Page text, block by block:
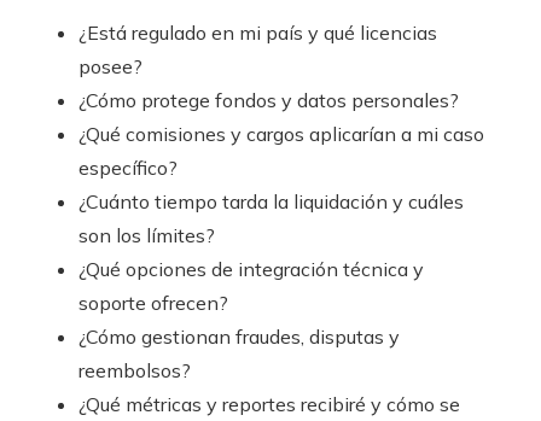
¿Está regulado en mi país y qué licencias
posee?
¿Cómo protege fondos y datos personales?
¿Qué comisiones y cargos aplicarían a mi caso
específico?
¿Cuánto tiempo tarda la liquidación y cuáles
son los límites?
¿Qué opciones de integración técnica y
soporte ofrecen?
¿Cómo gestionan fraudes, disputas y
reembolsos?
¿Qué métricas y reportes recibiré y cómo se